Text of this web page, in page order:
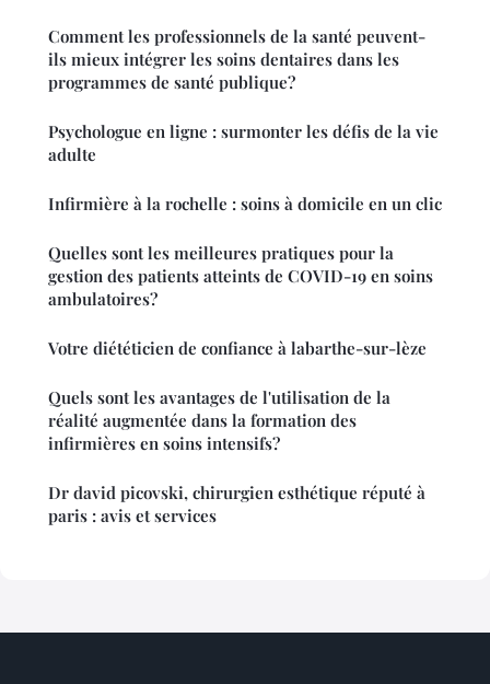
Comment les professionnels de la santé peuvent-
ils mieux intégrer les soins dentaires dans les
programmes de santé publique?
Psychologue en ligne : surmonter les défis de la vie
adulte
Infirmière à la rochelle : soins à domicile en un clic
Quelles sont les meilleures pratiques pour la
gestion des patients atteints de COVID-19 en soins
ambulatoires?
Votre diététicien de confiance à labarthe-sur-lèze
Quels sont les avantages de l'utilisation de la
réalité augmentée dans la formation des
infirmières en soins intensifs?
Dr david picovski, chirurgien esthétique réputé à
paris : avis et services